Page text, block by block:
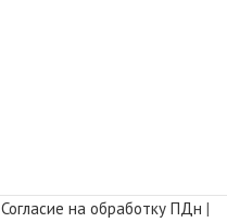
Согласие на обработку ПДн |